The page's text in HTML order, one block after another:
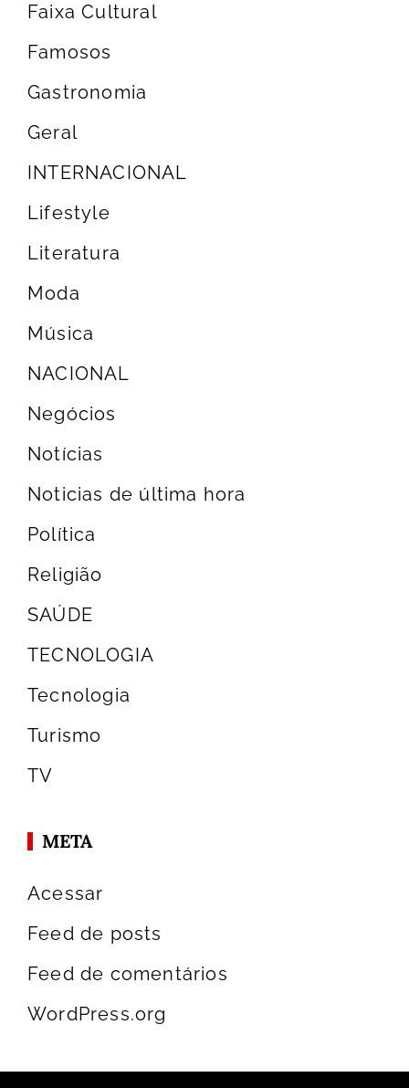
Faixa Cultural
Famosos
Gastronomia
Geral
INTERNACIONAL
Lifestyle
Literatura
Moda
Música
NACIONAL
Negócios
Notícias
Noticias de última hora
Política
Religião
SAÚDE
TECNOLOGIA
Tecnologia
Turismo
TV
META
Acessar
Feed de posts
Feed de comentários
WordPress.org